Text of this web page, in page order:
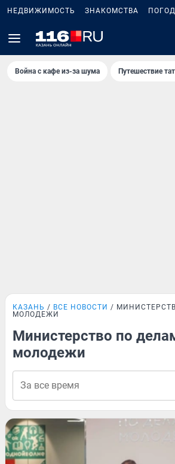
НЕДВИЖИМОСТЬ ЗНАКОМСТВА
Война с кафе из-за шума Путешествие
КАЗАНЬ ВСЕ НОВОСТИ
МОЛОДЕЖИ
Министерство по
молодежи